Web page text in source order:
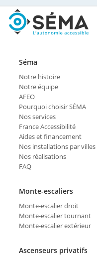
Séma
Notre histoire
Notre équipe
AFEO
Pourquoi choisir SÉMA
Nos services
France Accessibilité
Aides et financement
Nos installations par villes
Nos réalisations
FAQ
Monte-escaliers
Monte-escalier droit
Monte-escalier tournant
Monte-escalier extérieur
Ascenseurs privatifs